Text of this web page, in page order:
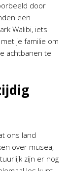
door
een
Walibi, iets
je familie om
achtbanen te
ons land
over musea,
zijn er nog